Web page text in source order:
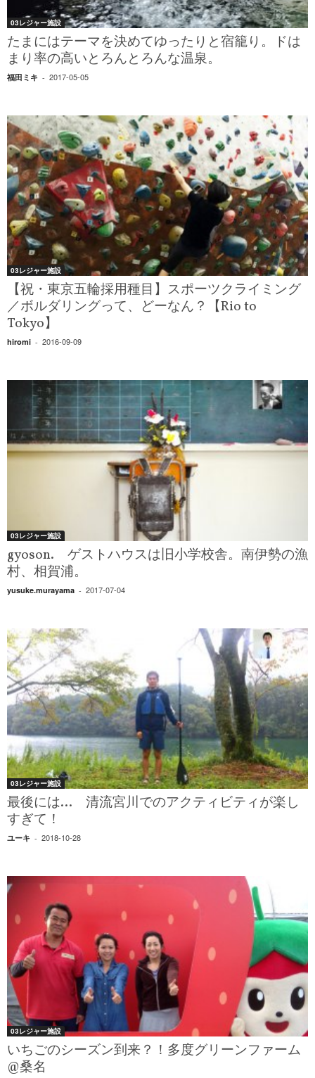
03レジャー施設
たまにはテーマを決めてゆったりと宿籠り。ドは
まり率の高いとろんとろんな温泉。
福田ミキ - 2017-05-05
03レジャー施設
【祝・東京五輪採用種目】スポーツクライミング
／ボルダリングって、どーなん？【Rio to
Tokyo】
hiromi - 2016-09-09
03レジャー施設
gyoson. ゲストハウスは旧小学校舎。南伊勢の漁
村、相賀浦。
yusuke.murayama - 2017-07-04
03レジャー施設
最後には… 清流宮川でのアクティビティが楽し
すぎて！
ユーキ - 2018-10-28
03レジャー施設
いちごのシーズン到来？！多度グリーンファーム
@桑名